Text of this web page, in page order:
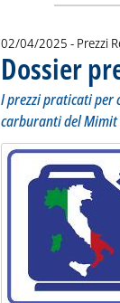
02/04/2025 - Prezzi
Dossier
I prezzi praticati per
carburanti del
Lista